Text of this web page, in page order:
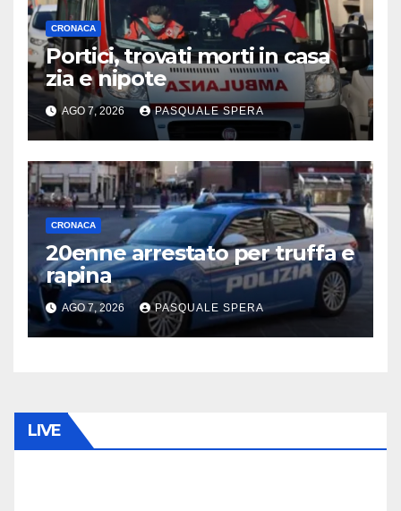
CRONACA
Portici, trovati morti in casa
zia e nipote
AGO 7, 2026 PASQUALE SPERA
CRONACA
20enne arrestato per truffa e
rapina
AGO 7, 2026 PASQUALE SPERA
LIVE